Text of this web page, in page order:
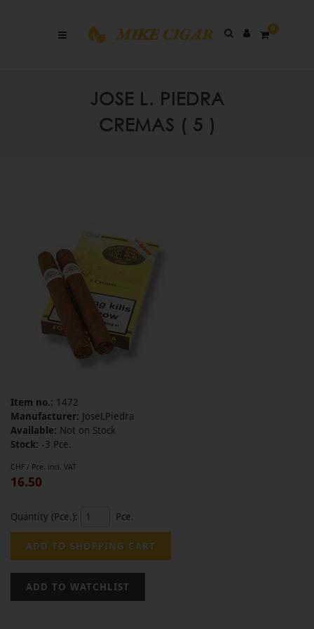
0
JOSE L. PIEDRA
CREMAS ( 5 )
Item no.: 1472
Manufacturer: JoseLPiedra
Available: Not on Stock
Stock: -3 Pce.
CHF / Pce. incl. VAT
16.50
Quantity (Pce.): Pce.